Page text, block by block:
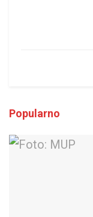
Popularno